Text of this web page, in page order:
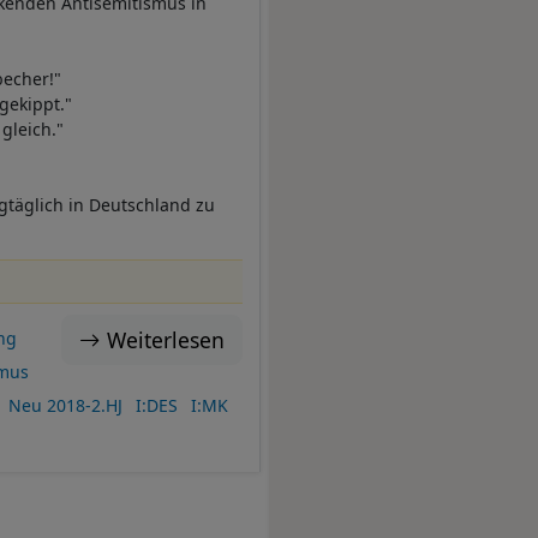
in Deutschland zu
Weiterlesen
Neu 2018-2.HJ I:DES I:MK